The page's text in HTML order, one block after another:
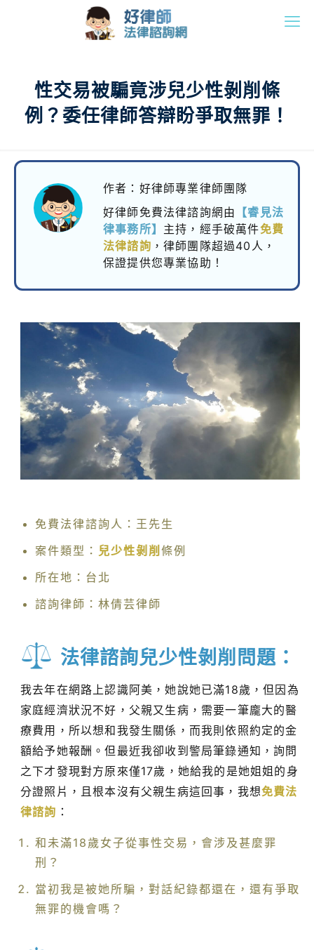
性交易被騙竟涉兒少性剝削條
例？委任律師答辯盼爭取無罪！
作者：好律師專業律師團隊
好律師免費法律諮詢網由
【睿見法
律事務所】 主持， 經手破萬件免費
法律諮詢 ，律師團隊超過40人，
保證提供您專業協助！
免費法律諮詢人：王先生
案件類型： 兒少性剝削 條例
所在地：台北
諮詢律師：林倩芸律師
法律諮詢兒少性剝削問題：
我去年在網路上認識阿美，她說她已滿18歲，但因為
家庭經濟狀況不好，父親又生病，需要一筆龐大的醫
療費用，所以想和我發生關係，而我則依照約定的金
額給予她報酬。但最近我卻收到警局筆錄通知，詢問
之下才發現對方原來僅17歲，她給我的是她姐姐的身
分證照片，且根本沒有父親生病這回事，我想免費法
律諮詢 ：
和未滿18歲女子從事性交易，會涉及甚麼罪
刑？
當初我是被她所騙，對話紀錄都還在，還有爭取
無罪的機會嗎？